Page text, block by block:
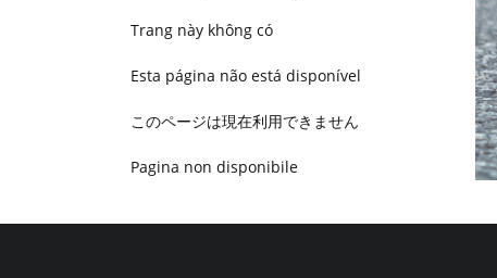
Trang này không có
Esta página não está disponível
このページは現在利用できません
Pagina non disponibile